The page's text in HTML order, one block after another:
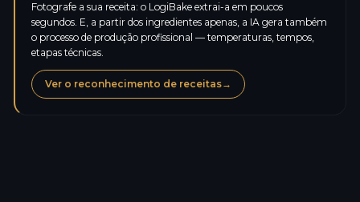
Fotografe a sua receita: o LogiBake extrai-a em poucos
segundos. E, a partir dos ingredientes apenas, a IA gera também
o processo de produção profissional — temperaturas, tempos,
etapas técnicas.
Ver o reconhecimento de receitas→